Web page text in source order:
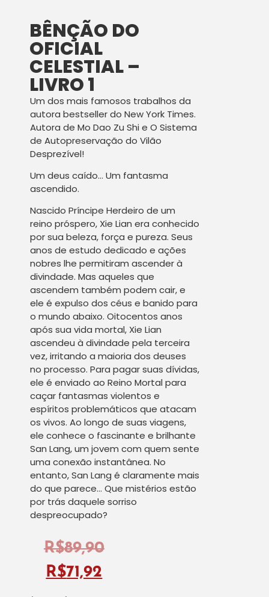
BÊNÇÃO DO
OFICIAL
CELESTIAL –
LIVRO 1
Um dos mais famosos trabalhos da
autora bestseller do New York Times.
Autora de Mo Dao Zu Shi e O Sistema
de Autopreservação do Vilão
Desprezível!
Um deus caído… Um fantasma
ascendido.
Nascido Príncipe Herdeiro de um
reino próspero, Xie Lian era conhecido
por sua beleza, força e pureza. Seus
anos de estudo dedicado e ações
nobres lhe permitiram ascender à
divindade. Mas aqueles que
ascendem também podem cair, e
ele é expulso dos céus e banido para
o mundo abaixo. Oitocentos anos
após sua vida mortal, Xie Lian
ascendeu à divindade pela terceira
vez, irritando a maioria dos deuses
no processo. Para pagar suas dívidas,
ele é enviado ao Reino Mortal para
caçar fantasmas violentos e
espíritos problemáticos que atacam
os vivos. Ao longo de suas viagens,
ele conhece o fascinante e brilhante
San Lang, um jovem com quem sente
uma conexão instantânea. No
entanto, San Lang é claramente mais
do que parece… Que mistérios estão
por trás daquele sorriso
despreocupado?
R$89,90
R$71,92